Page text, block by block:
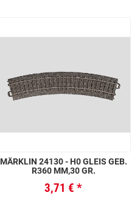
MÄRKLIN 24130 - H0 GLEIS GEB.
R360 MM,30 GR.
3,71 € *